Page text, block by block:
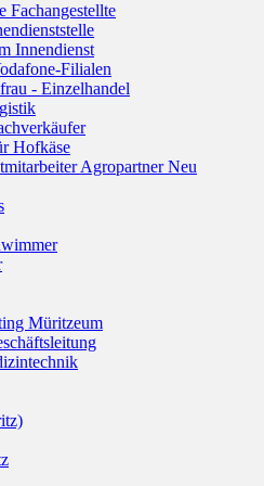
Fachangestellte
Innendienst
Filialen
- Einzelhandel
Hofkäse
Agropartner Neu
Müritzeum